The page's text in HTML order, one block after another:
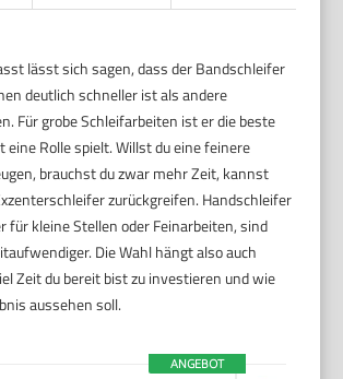
lässt sich sagen, dass der Bandschleifer
deutlich schneller ist als andere
Für grobe Schleifarbeiten ist er die beste
eine Rolle spielt. Willst du eine feinere
brauchst du zwar mehr Zeit, kannst
zurückgreifen. Handschleifer
für kleine Stellen oder Feinarbeiten, sind
Die Wahl hängt also auch
Zeit du bereit bist zu investieren und wie
aussehen soll.
ANGEBOT